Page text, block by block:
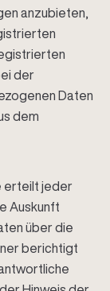
anzubieten,
der
Daten
dem
erteilt jeder
Auskunft
über die
berichtigt